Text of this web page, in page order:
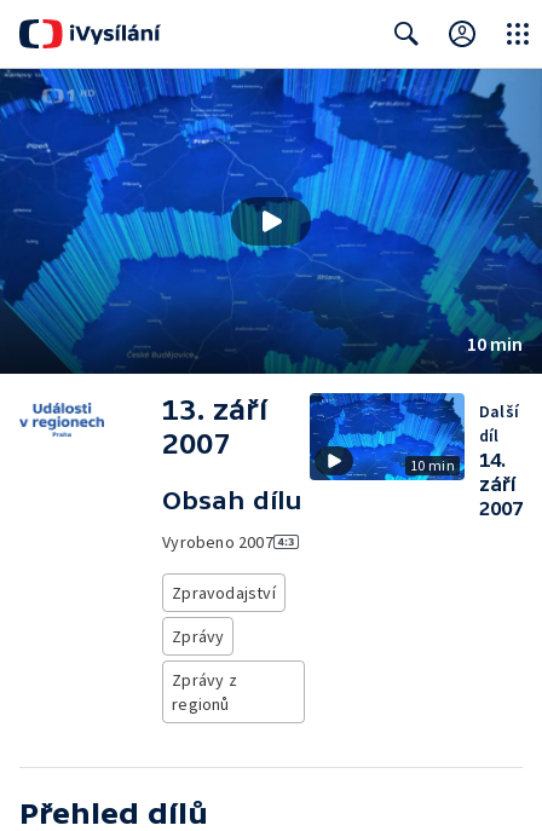
Search Close
10 min
13. září
2007
Obsah dílu
Vyrobeno 2007
Zpravodajství
Zprávy
Zprávy z
regionů
10 min
Další
díl
14.
září
2007
Přehled dílů